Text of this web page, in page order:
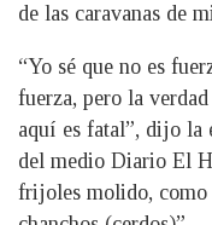
de las caravanas de
“Yo sé que no es
fuerza, pero la
aquí es fatal”, dijo la
del medio Diario El
frijoles molido, como